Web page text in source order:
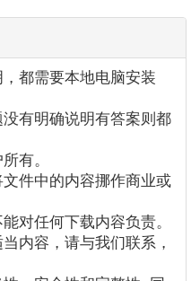
都需要本地电脑安装
有明确说明有答案则都
有。
件中的内容挪作商业或
对任何下载内容负责。
内容，请与我们联系，